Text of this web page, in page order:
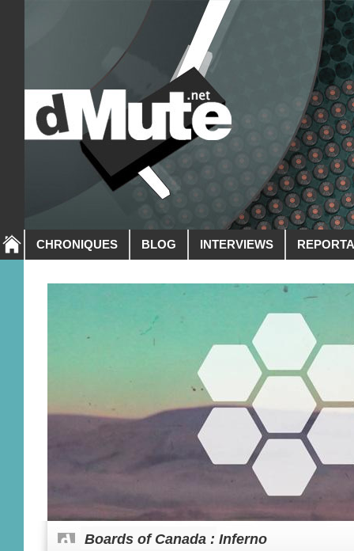
CHRONIQUES BLOG INTERVIEWS
Boards of Canada : Inferno